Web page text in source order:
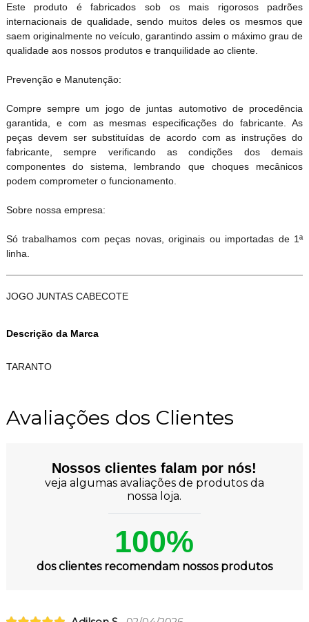
Este produto é fabricados sob os mais rigorosos padrões
internacionais de qualidade, sendo muitos deles os mesmos que
saem originalmente no veículo, garantindo assim o máximo grau de
qualidade aos nossos produtos e tranquilidade ao cliente.
Prevenção e Manutenção:
Compre sempre um jogo de juntas automotivo de procedência
garantida, e com as mesmas especificações do fabricante. As
peças devem ser substituídas de acordo com as instruções do
fabricante, sempre verificando as condições dos demais
componentes do sistema, lembrando que choques mecânicos
podem comprometer o funcionamento.
Sobre nossa empresa:
Só trabalhamos com peças novas, originais ou importadas de 1ª
linha.
JOGO JUNTAS CABECOTE
Descrição da Marca
TARANTO
Avaliações dos Clientes
Nossos clientes falam por nós!
veja algumas avaliações de produtos da
nossa loja.
100%
dos clientes recomendam nossos produtos